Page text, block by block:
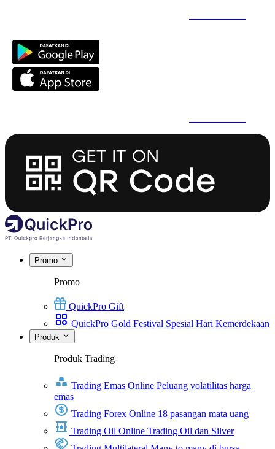
Promo
Promo
QuickPro Gift
QuickPro Gold Festival Spesial Hari Kemerdekaan
Produk
Produk Trading
Trading Emas Online Peluang volatilitas harga
emas
Trading Forex Online 18 pasangan mata uang
Trading Oil Online Trading Oil dan Silver